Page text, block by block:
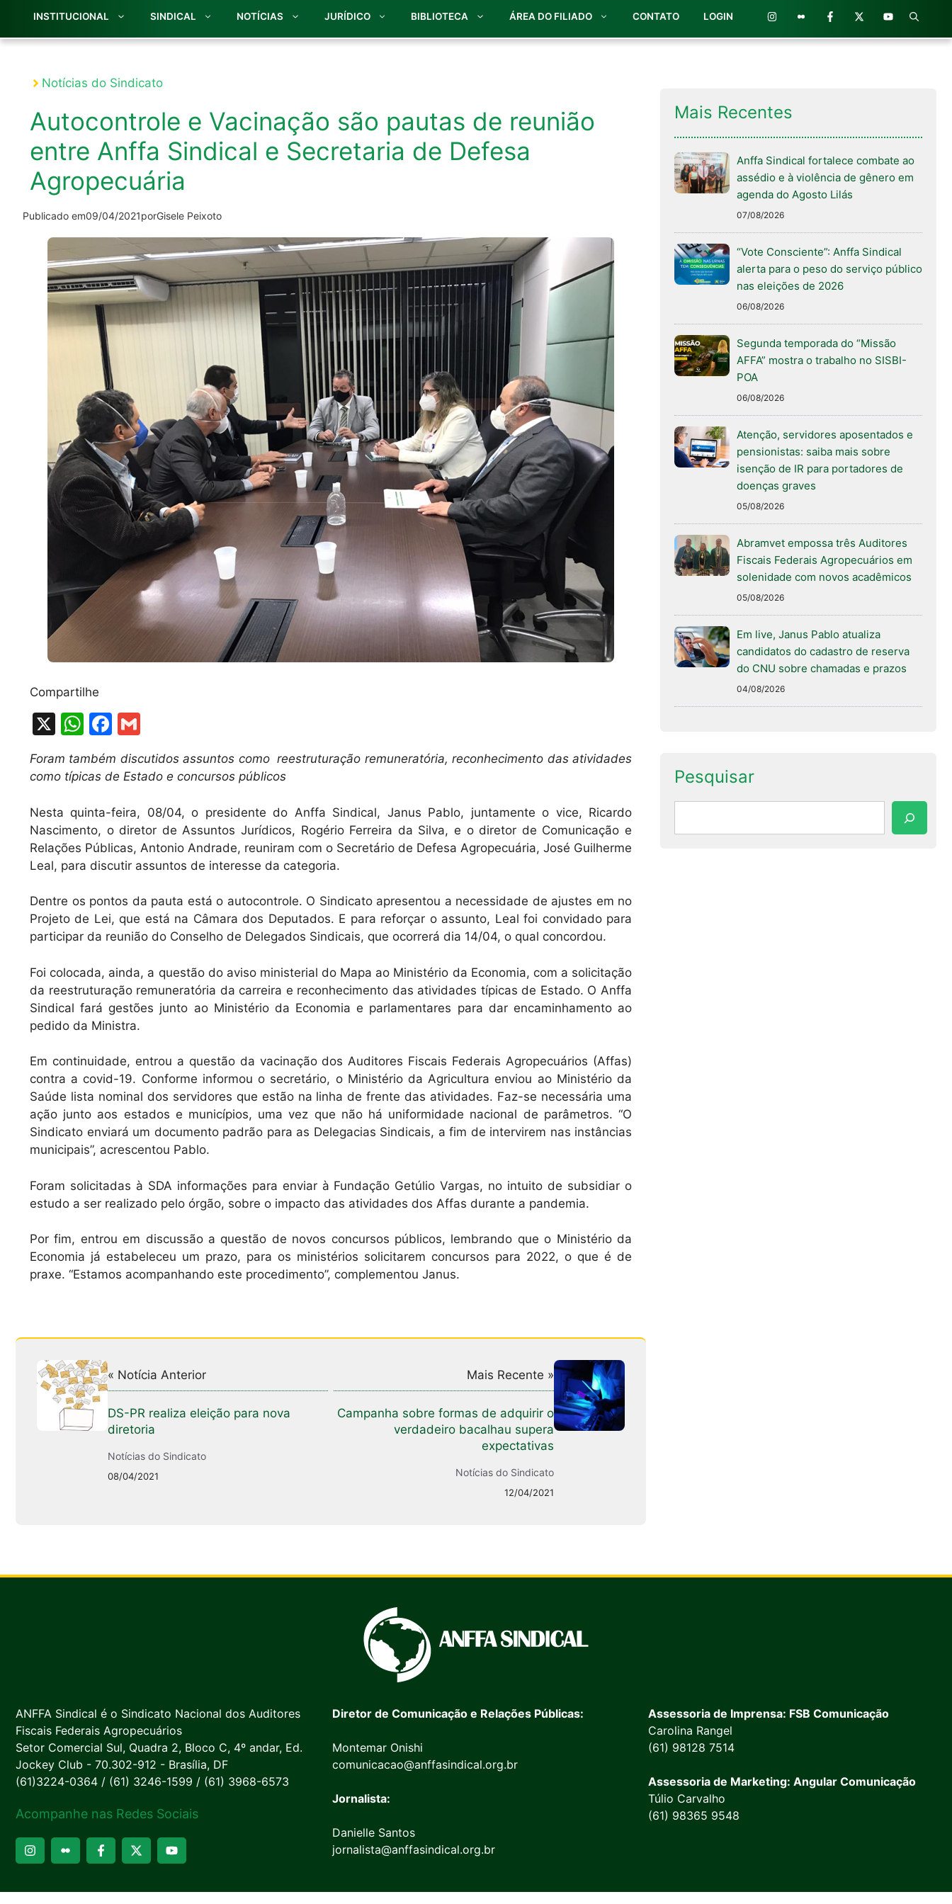
INSTITUCIONAL SINDICAL NOTÍCIAS JURÍDICO BIBLIOTECA ÁREA DO FILIADO CONTATO LOGIN
Notícias do Sindicato
Autocontrole e Vacinação são pautas de reunião
entre Anffa Sindical e Secretaria de Defesa
Agropecuária
Publicado em09/04/2021porGisele Peixoto
Compartilhe
X
W
h
at
A
p
p
F
c
b
o
o
m
ai
Foram também discutidos assuntos como reestruturação remuneratória, reconhecimento das atividades
como típicas de Estado e concursos públicos
Nesta quinta-feira, 08/04, o presidente do Anffa Sindical, Janus Pablo, juntamente o vice, Ricardo
Nascimento, o diretor de Assuntos Jurídicos, Rogério Ferreira da Silva, e o diretor de Comunicação e
Relações Públicas, Antonio Andrade, reuniram com o Secretário de Defesa Agropecuária, José Guilherme
Leal, para discutir assuntos de interesse da categoria.
Dentre os pontos da pauta está o autocontrole. O Sindicato apresentou a necessidade de ajustes em no
Projeto de Lei, que está na Câmara dos Deputados. E para reforçar o assunto, Leal foi convidado para
participar da reunião do Conselho de Delegados Sindicais, que ocorrerá dia 14/04, o qual concordou.
Foi colocada, ainda, a questão do aviso ministerial do Mapa ao Ministério da Economia, com a solicitação
da reestruturação remuneratória da carreira e reconhecimento das atividades típicas de Estado. O Anffa
Sindical fará gestões junto ao Ministério da Economia e parlamentares para dar encaminhamento ao
pedido da Ministra.
Em continuidade, entrou a questão da vacinação dos Auditores Fiscais Federais Agropecuários (Affas)
contra a covid-19. Conforme informou o secretário, o Ministério da Agricultura enviou ao Ministério da
Saúde lista nominal dos servidores que estão na linha de frente das atividades. Faz-se necessária uma
ação junto aos estados e municípios, uma vez que não há uniformidade nacional de parâmetros. “O
Sindicato enviará um documento padrão para as Delegacias Sindicais, a fim de intervirem nas instâncias
municipais”, acrescentou Pablo.
Foram solicitadas à SDA informações para enviar à Fundação Getúlio Vargas, no intuito de subsidiar o
estudo a ser realizado pelo órgão, sobre o impacto das atividades dos Affas durante a pandemia.
Por fim, entrou em discussão a questão de novos concursos públicos, lembrando que o Ministério da
Economia já estabeleceu um prazo, para os ministérios solicitarem concursos para 2022, o que é de
praxe. “Estamos acompanhando este procedimento”, complementou Janus.
« Notícia Anterior
DS-PR realiza eleição para nova
diretoria
Notícias do Sindicato
08/04/2021
Mais Recente »
Campanha sobre formas de adquirir o
verdadeiro bacalhau supera
expectativas
Notícias do Sindicato
12/04/2021
Mais Recentes
Anffa Sindical fortalece combate ao
assédio e à violência de gênero em
agenda do Agosto Lilás
07/08/2026
“Vote Consciente”: Anffa Sindical
alerta para o peso do serviço público
nas eleições de 2026
06/08/2026
Segunda temporada do “Missão
AFFA” mostra o trabalho no SISBI-
POA
06/08/2026
Atenção, servidores aposentados e
pensionistas: saiba mais sobre
isenção de IR para portadores de
doenças graves
05/08/2026
Abramvet empossa três Auditores
Fiscais Federais Agropecuários em
solenidade com novos acadêmicos
05/08/2026
Em live, Janus Pablo atualiza
candidatos do cadastro de reserva
do CNU sobre chamadas e prazos
04/08/2026
Pesquisar
ANFFA Sindical é o Sindicato Nacional dos Auditores
Fiscais Federais Agropecuários
Setor Comercial Sul, Quadra 2, Bloco C, 4º andar, Ed.
Jockey Club - 70.302-912 - Brasília, DF
(61)3224-0364 / (61) 3246-1599 / (61) 3968-6573
Acompanhe nas Redes Sociais
Diretor de Comunicação e Relações Públicas:
Montemar Onishi
comunicacao@anffasindical.org.br
Jornalista:
Danielle Santos
jornalista@anffasindical.org.br
Assessoria de Imprensa: FSB Comunicação
Carolina Rangel
(61) 98128 7514
Assessoria de Marketing: Angular Comunicação
Túlio Carvalho
(61) 98365 9548